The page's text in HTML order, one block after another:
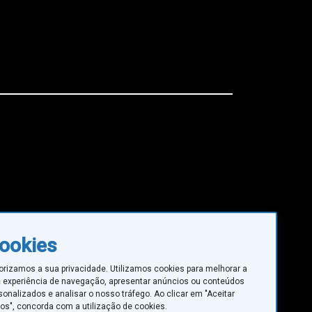
a sua privacidade. Utilizamos cookies para melhorar a
experiência de navegação, apresentar anúncios ou conteúdos
e analisar o nosso tráfego. Ao clicar em "Aceitar
concorda com a utilização de cookies.